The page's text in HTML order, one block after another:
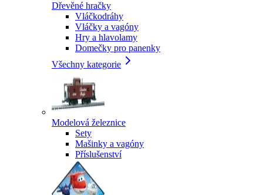
Dřevěné hračky
Vláčkodráhy
Vláčky a vagóny
Hry a hlavolamy
Domečky pro panenky
Všechny kategorie
Modelová železnice
Sety
Mašinky a vagóny
Příslušenství